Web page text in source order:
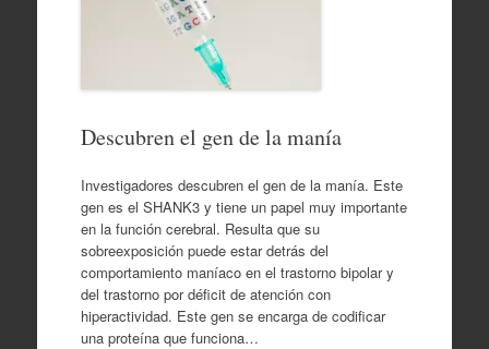
Descubren el gen de la manía
Investigadores descubren el gen de la manía. Este
gen es el SHANK3 y tiene un papel muy importante
en la función cerebral. Resulta que su
sobreexposición puede estar detrás del
comportamiento maníaco en el trastorno bipolar y
del trastorno por déficit de atención con
hiperactividad. Este gen se encarga de codificar
una proteína que funciona…